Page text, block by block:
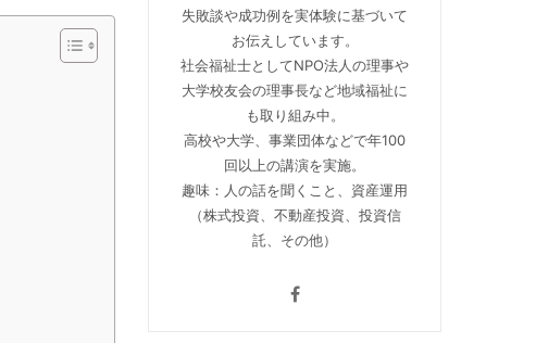
失敗談や成功例を実体験に基づいて
お伝えしています。
社会福祉士としてNPO法人の理事や
大学校友会の理事長など地域福祉に
も取り組み中。
高校や大学、事業団体などで年100
回以上の講演を実施。
趣味：人の話を聞くこと、資産運用
（株式投資、不動産投資、投資信
託、その他）